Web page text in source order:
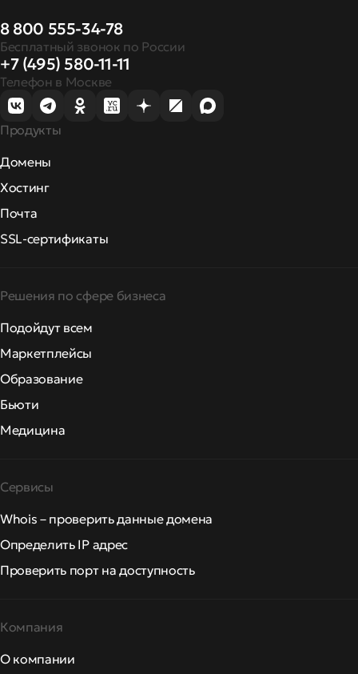
8 800 555-34-78
Бесплатный звонок по России
+7 (495) 580-11-11
Телефон в Москве
Продукты
Домены
Хостинг
Почта
SSL-сертификаты
Решения по сфере бизнеса
Подойдут всем
Маркетплейсы
Образование
Бьюти
Медицина
Сервисы
Whois – проверить данные домена
Определить IP адрес
Проверить порт на доступность
Компания
О компании